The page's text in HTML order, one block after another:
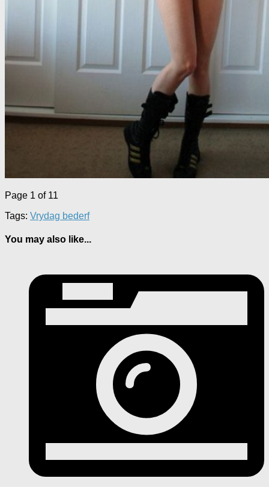
Page 1 of 11
Tags: Vrydag bederf
You may also like...